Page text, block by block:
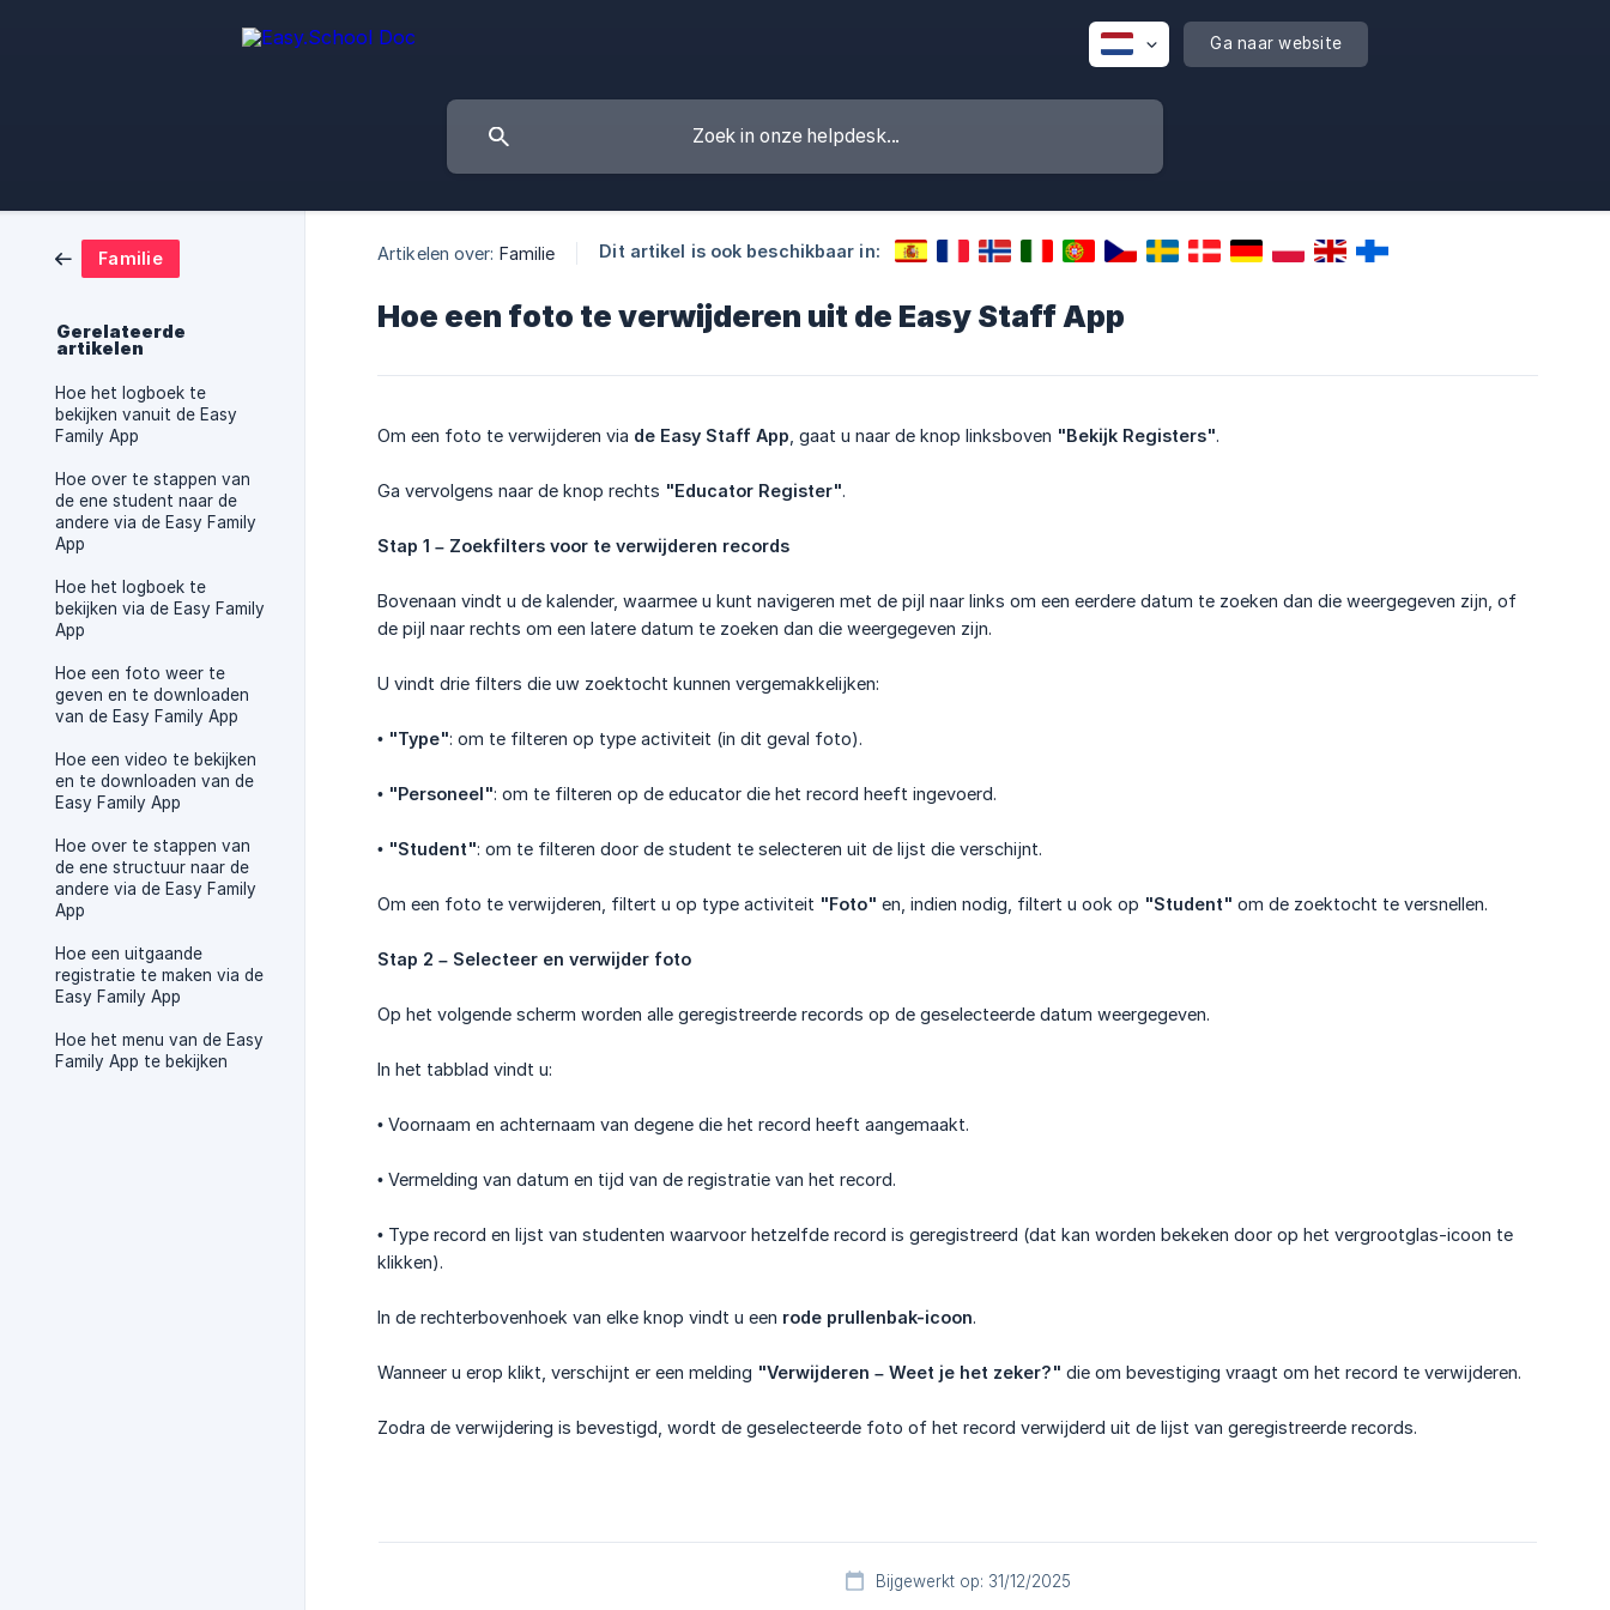
Ga naar website
Familie
Gerelateerde
artikelen
Hoe het logboek te
bekijken vanuit de Easy
Family App
Hoe over te stappen van
de ene student naar de
andere via de Easy Family
App
Hoe het logboek te
bekijken via de Easy Family
App
Hoe een foto weer te
geven en te downloaden
van de Easy Family App
Hoe een video te bekijken
en te downloaden van de
Easy Family App
Hoe over te stappen van
de ene structuur naar de
andere via de Easy Family
App
Hoe een uitgaande
registratie te maken via de
Easy Family App
Hoe het menu van de Easy
Family App te bekijken
Artikelen over: Familie Dit artikel is ook beschikbaar in:
Hoe een foto te verwijderen uit de Easy Staff App
Om een foto te verwijderen via de Easy Staff App , gaat u naar de knop linksboven "Bekijk Registers".
Ga vervolgens naar de knop rechts "Educator Register".
Stap 1 – Zoekfilters voor te verwijderen records
Bovenaan vindt u de kalender, waarmee u kunt navigeren met de pijl naar links om een eerdere datum te zoeken dan die weergegeven zijn, of
de pijl naar rechts om een latere datum te zoeken dan die weergegeven zijn.
U vindt drie filters die uw zoektocht kunnen vergemakkelijken:
• "Type": om te filteren op type activiteit (in dit geval foto).
• "Personeel": om te filteren op de educator die het record heeft ingevoerd.
• "Student": om te filteren door de student te selecteren uit de lijst die verschijnt.
Om een foto te verwijderen, filtert u op type activiteit "Foto" en, indien nodig, filtert u ook op "Student" om de zoektocht te versnellen.
Stap 2 – Selecteer en verwijder foto
Op het volgende scherm worden alle geregistreerde records op de geselecteerde datum weergegeven.
In het tabblad vindt u:
• Voornaam en achternaam van degene die het record heeft aangemaakt.
• Vermelding van datum en tijd van de registratie van het record.
• Type record en lijst van studenten waarvoor hetzelfde record is geregistreerd (dat kan worden bekeken door op het vergrootglas-icoon te
klikken).
In de rechterbovenhoek van elke knop vindt u een rode prullenbak-icoon.
Wanneer u erop klikt, verschijnt er een melding "Verwijderen – Weet je het zeker?" die om bevestiging vraagt om het record te verwijderen.
Zodra de verwijdering is bevestigd, wordt de geselecteerde foto of het record verwijderd uit de lijst van geregistreerde records.
Bijgewerkt op: 31/12/2025